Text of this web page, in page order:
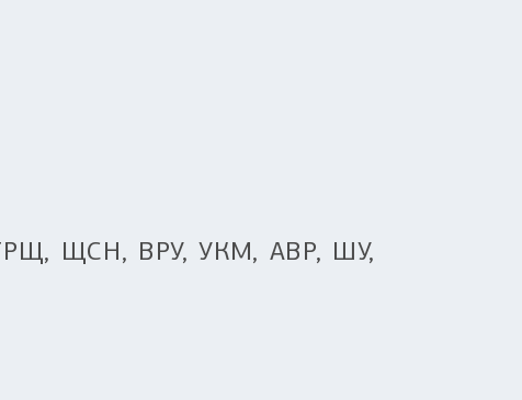
ЩСН, ВРУ, УКМ, АВР, ШУ,